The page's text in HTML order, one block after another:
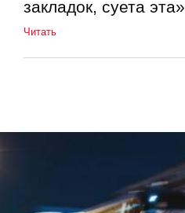
закладок, суета эта»
Читать